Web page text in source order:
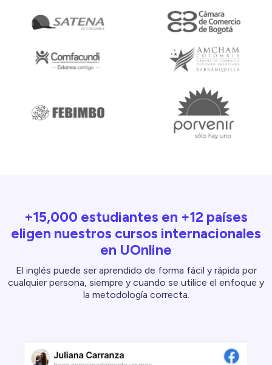
+15,000 estudiantes en +12 países
eligen nuestros cursos internacionales
en UOnline
El inglés puede ser aprendido de forma fácil y rápida por
cualquier persona, siempre y cuando se utilice el enfoque y
la metodología correcta.